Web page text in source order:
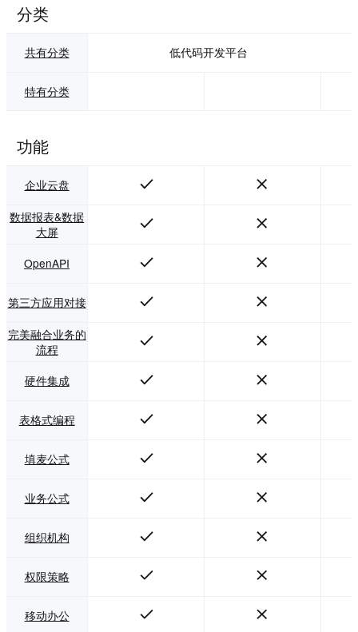
分类
共有分类 低代码开发平台
特有分类
功能
企业云盘
数据报表&数据
大屏
OpenAPI
第三方应用对接
完美融合业务的
流程
硬件集成
表格式编程
填麦公式
业务公式
组织机构
权限策略
移动办公